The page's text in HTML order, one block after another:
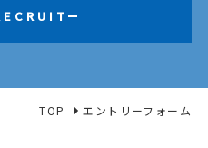
TOP エントリーフォーム